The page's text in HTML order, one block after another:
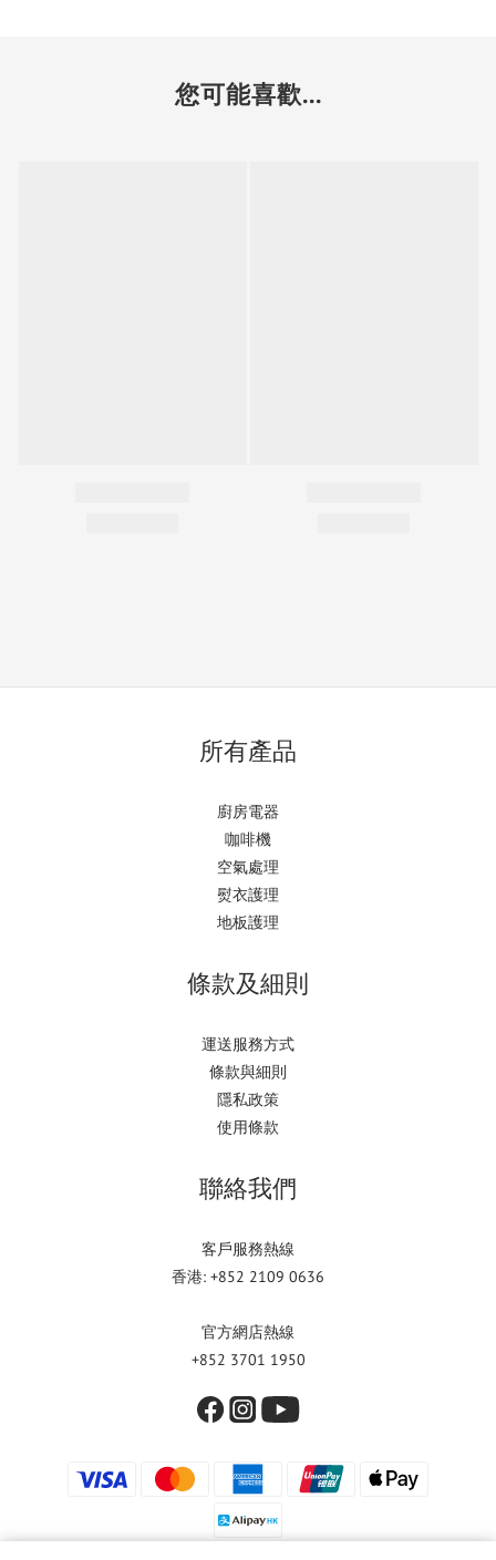
您可能喜歡...
所有產品
廚房電器
咖啡機
空氣處理
熨衣護理
地板護理
條款及細則
運送服務方式
條款與細則
隱私政策
使用條款
聯絡我們
客戶服務熱線
香港: +852 2109 0636
官方網店熱線
+852 3701 1950